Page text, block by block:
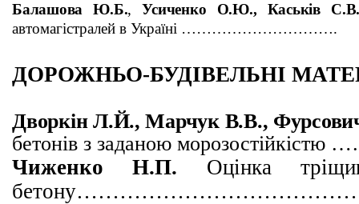
Балашова Ю.Б.,Усиченко О.Ю., Каськів
автомагістралей в Україні ………………………….
ДОРОЖНЬО-БУДІВЕЛЬНІ
Дворкін Л.Й., Марчук В.В.,
бетонів з заданою
Чиженко Н.П. Оцінка